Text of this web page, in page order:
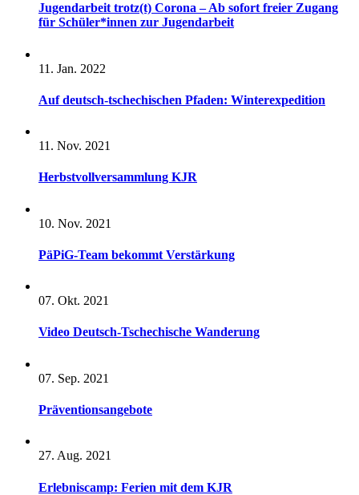
Jugendarbeit trotz(t) Corona – Ab sofort freier Zugang
für Schüler*innen zur Jugendarbeit
11. Jan. 2022
Auf deutsch-tschechischen Pfaden: Winterexpedition
11. Nov. 2021
Herbstvollversammlung KJR
10. Nov. 2021
PäPiG-Team bekommt Verstärkung
07. Okt. 2021
Video Deutsch-Tschechische Wanderung
07. Sep. 2021
Präventionsangebote
27. Aug. 2021
Erlebniscamp: Ferien mit dem KJR